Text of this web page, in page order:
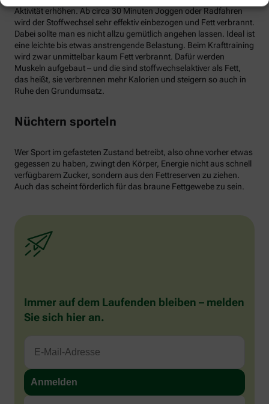
Aktivität erhöhen. Ab circa 30 Minuten Joggen oder Radfahren
wird der Stoffwechsel sehr effektiv einbezogen und Fett verbrannt.
Dabei sollte man es nicht allzu gemütlich angehen lassen. Ideal ist
eine leichte bis etwas anstrengende Belastung. Beim Krafttraining
wird zwar unmittelbar kaum Fett verbrannt. Dafür werden
Muskeln aufgebaut – und die sind stoffwechselaktiver als Fett,
das heißt, sie verbrennen mehr Kalorien und steigern so auch in
Ruhe den Grundumsatz.
Nüchtern sporteln
Wer Sport im gefasteten Zustand betreibt, also ohne vorher etwas
gegessen zu haben, zwingt den Körper, Energie nicht aus schnell
verfügbarem Zucker, sondern aus den Fettreserven zu ziehen.
Auch das scheint förderlich für das braune Fettgewebe zu sein.
Immer auf dem Laufenden bleiben – melden
Sie sich hier an.